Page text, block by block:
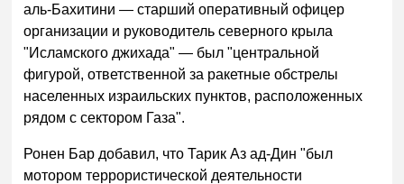
аль-Бахитини — старший оперативный офицер
организации и руководитель северного крыла
"Исламского джихада" — был "центральной
фигурой, ответственной за ракетные обстрелы
населенных израильских пунктов, расположенных
рядом с сектором Газа".
Ронен Бар добавил, что Тарик Аз ад-Дин "был
мотором террористической деятельности